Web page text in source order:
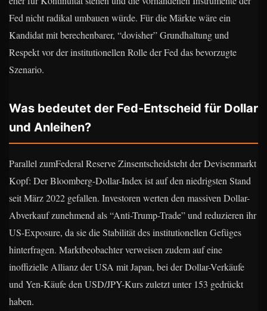
Fed nicht radikal umbauen würde. Für die Märkte wäre ein
Kandidat mit berechenbarer, “dovisher” Grundhaltung und
Respekt vor der institutionellen Rolle der Fed das bevorzugte
Szenario.
Was bedeutet der Fed-Entscheid für Dollar
und Anleihen?
Parallel zumFederal Reserve Zinsentscheidsteht der Devisenmarkt
Kopf: Der Bloomberg-Dollar-Index ist auf den niedrigsten Stand
seit März 2022 gefallen. Investoren werten den massiven Dollar-
Abverkauf zunehmend als “Anti-Trump-Trade” und reduzieren ihr
US-Exposure, da sie die Stabilität des institutionellen Gefüges
hinterfragen. Marktbeobachter verweisen zudem auf eine
inoffizielle Allianz der USA mit Japan, bei der Dollar-Verkäufe
und Yen-Käufe den USD/JPY-Kurs zuletzt unter 153 gedrückt
haben.